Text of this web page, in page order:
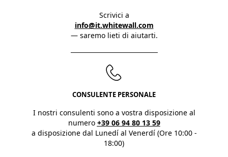
Scrivici a
info@it.whitewall.com
— saremo lieti di aiutarti.
CONSULENTE PERSONALE
I nostri consulenti sono a vostra disposizione al
numero +39 06 94 80 13 59
a disposizione dal Lunedí al Venerdí (Ore 10:00 -
18:00)